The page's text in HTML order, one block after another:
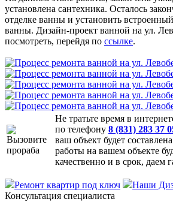
установлена сантехника. Осталось
отделке ванны и установить
ванны. Дизайн-проект ванной на ул.
посмотреть, перейдя по ссылке.
Не тратьте время в
по телефону 8 (831) 283 37
ваш объект будет составлена
работы на вашем объекте
качественно и в срок, даем
Ремонт квартир под ключ
Наши
Консультация специалиста